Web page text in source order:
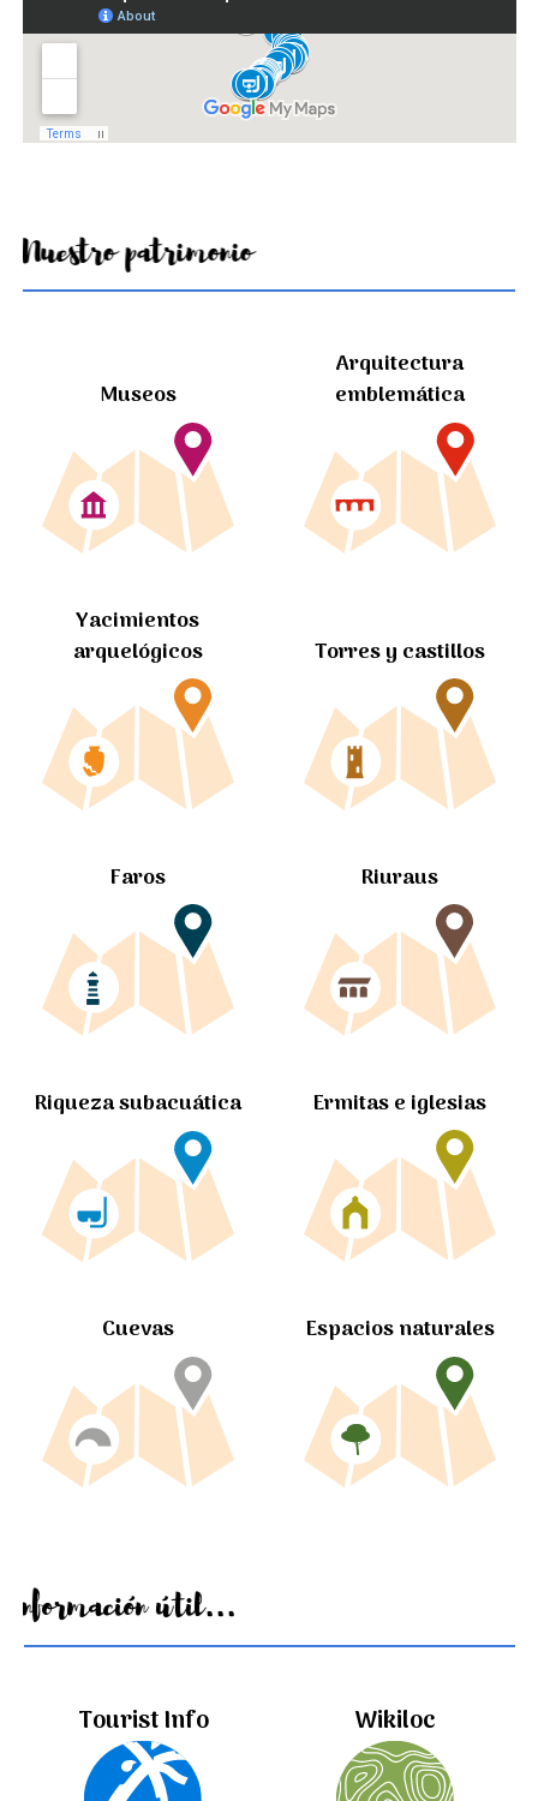
Nuestro patrimonio
Museos
Arquitectura
emblemática
Yacimientos
arquelógicos
Torres y castillos
Faros Riuraus
Riqueza subacuática Ermitas e iglesias
Cuevas Espacios naturales
Información útil...
Tourist Info Wikiloc